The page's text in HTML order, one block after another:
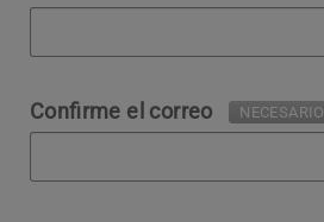
Confirme el correo NECESARIO